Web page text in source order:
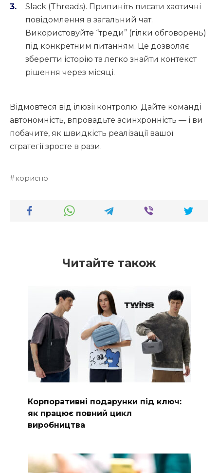
Slack (Threads). Припиніть писати хаотичні
повідомлення в загальний чат.
Використовуйте “треди” (гілки обговорень)
під конкретним питанням. Це дозволяє
зберегти історію та легко знайти контекст
рішення через місяці.
Відмовтеся від ілюзії контролю. Дайте команді
автономність, впровадьте асинхронність — і ви
побачите, як швидкість реалізації вашої
стратегії зросте в рази.
корисно
Читайте також
Корпоративні подарунки під ключ:
як працює повний цикл
виробництва